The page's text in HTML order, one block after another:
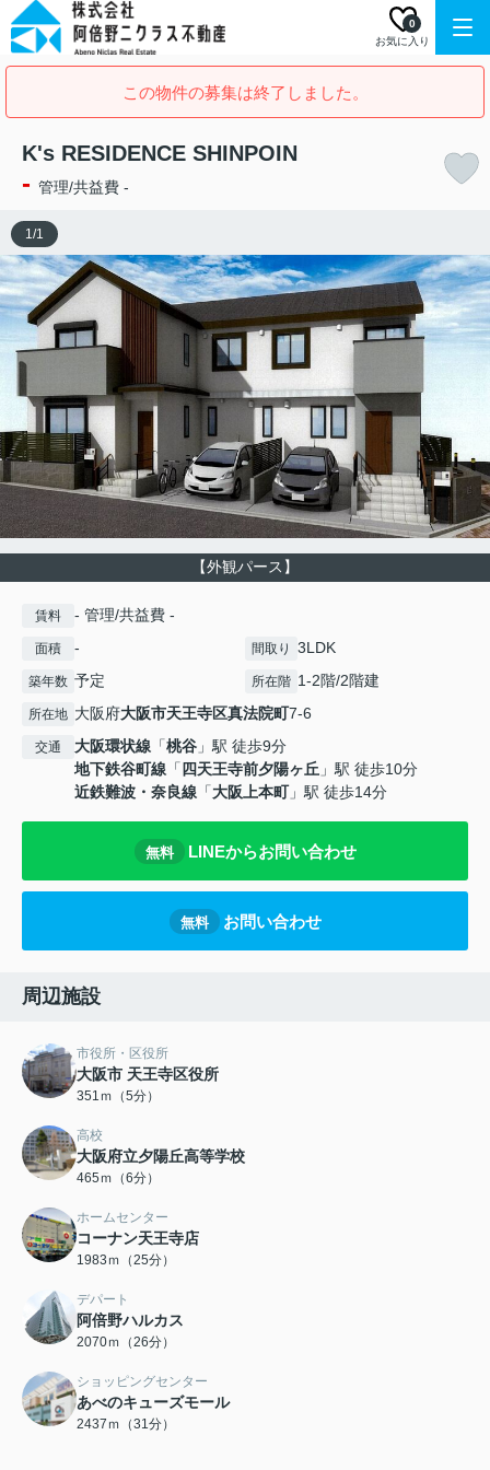
お気に入り
0
この物件の募集は終了しました。
K's RESIDENCE SHINPOIN
- 管理/共益費 -
【外観パース】
1/1
賃料 - 管理/共益費 -
面積 - 間取り 3LDK
築年数 予定 所在階 1-2階/2階建
所在地 大阪府大阪市天王寺区真法院町7-6
交通 大阪環状線 「桃谷 」駅 徒歩9分
地下鉄谷町線 「 四天王寺前夕陽ヶ丘 」駅 徒歩10分
近鉄難波・奈良線 「大阪上本町」駅 徒歩14分
無料 LINEからお問い合わせ
無料 お問い合わせ
周辺施設
市役所・区役所
大阪市 天王寺区役所
351ｍ（5分）
高校
大阪府立夕陽丘高等学校
465ｍ（6分）
ホームセンター
コーナン天王寺店
1983ｍ（25分）
デパート
阿倍野ハルカス
2070ｍ（26分）
ショッピングセンター
あべのキューズモール
2437ｍ（31分）